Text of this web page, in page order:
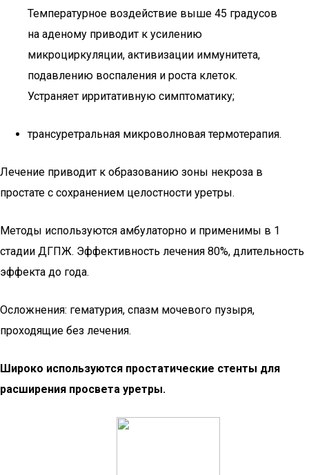
Температурное воздействие выше 45 градусов
на аденому приводит к усилению
микроциркуляции, активизации иммунитета,
подавлению воспаления и роста клеток.
Устраняет ирритативную симптоматику;
трансуретральная микроволновая термотерапия.
Лечение приводит к образованию зоны некроза в
простате с сохранением целостности уретры.
Методы используются амбулаторно и применимы в 1
стадии ДГПЖ. Эффективность лечения 80%, длительность
эффекта до года.
Осложнения: гематурия, спазм мочевого пузыря,
проходящие без лечения.
Широко используются простатические стенты для
расширения просвета уретры.